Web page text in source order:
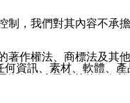
制，我們對其內容不承
作權法、商標法及其他
資訊、素材、軟體、